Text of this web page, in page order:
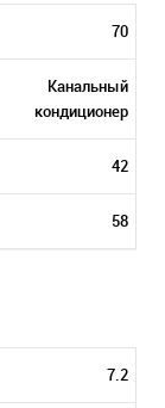
70
Канальный
кондиционер
42
58
7.2